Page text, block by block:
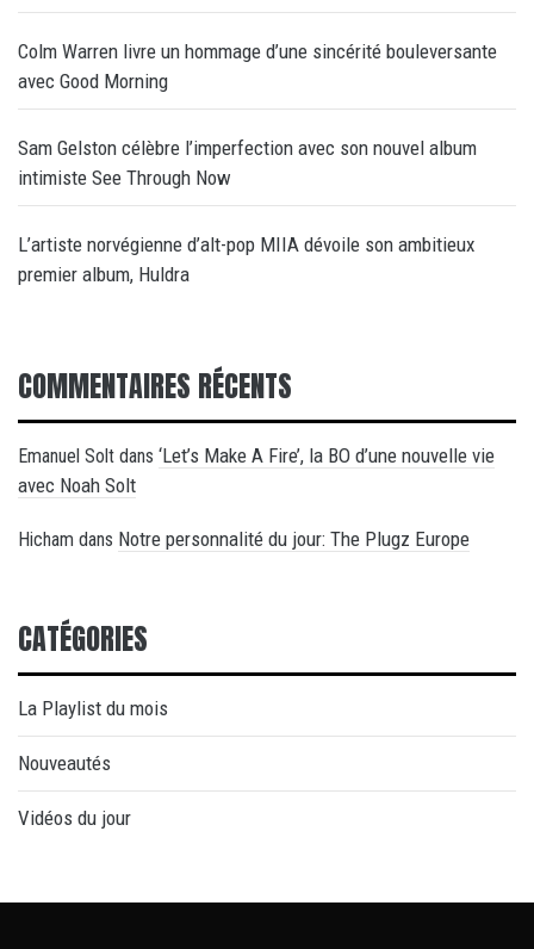
Colm Warren livre un hommage d’une sincérité bouleversante
avec Good Morning
Sam Gelston célèbre l’imperfection avec son nouvel album
intimiste See Through Now
L’artiste norvégienne d’alt-pop MIIA dévoile son ambitieux
premier album, Huldra
COMMENTAIRES RÉCENTS
Emanuel Solt dans ‘Let’s Make A Fire’, la BO d’une nouvelle vie
avec Noah Solt
Hicham dans Notre personnalité du jour: The Plugz Europe
CATÉGORIES
La Playlist du mois
Nouveautés
Vidéos du jour